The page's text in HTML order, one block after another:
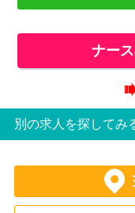
ナー
別の求人を探してみ